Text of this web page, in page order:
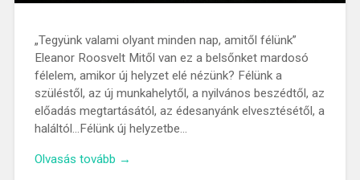
„Tegyünk valami olyant minden nap, amitől félünk”
Eleanor Roosvelt Mitől van ez a belsőnket mardosó
félelem, amikor új helyzet elé nézünk? Félünk a
szüléstől, az új munkahelytől, a nyilvános beszédtől, az
előadás megtartásától, az édesanyánk elvesztésétől, a
haláltól…Félünk új helyzetbe…
Olvasás tovább →